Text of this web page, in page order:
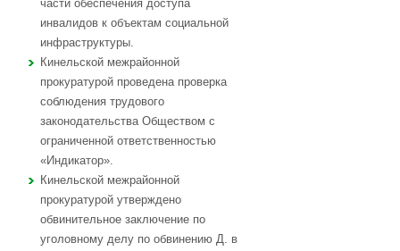
части обеспечения доступа
инвалидов к объектам социальной
инфраструктуры.
Кинельской межрайонной
прокуратурой проведена проверка
соблюдения трудового
законодательства Обществом с
ограниченной ответственностью
«Индикатор».
Кинельской межрайонной
прокуратурой утверждено
обвинительное заключение по
уголовному делу по обвинению Д. в